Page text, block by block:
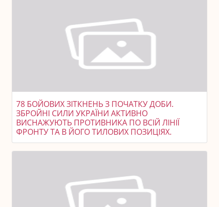
78 БОЙОВИХ ЗІТКНЕНЬ З ПОЧАТКУ ДОБИ.
ЗБРОЙНІ СИЛИ УКРАЇНИ АКТИВНО
ВИСНАЖУЮТЬ ПРОТИВНИКА ПО ВСІЙ ЛІНІЇ
ФРОНТУ ТА В ЙОГО ТИЛОВИХ ПОЗИЦІЯХ.